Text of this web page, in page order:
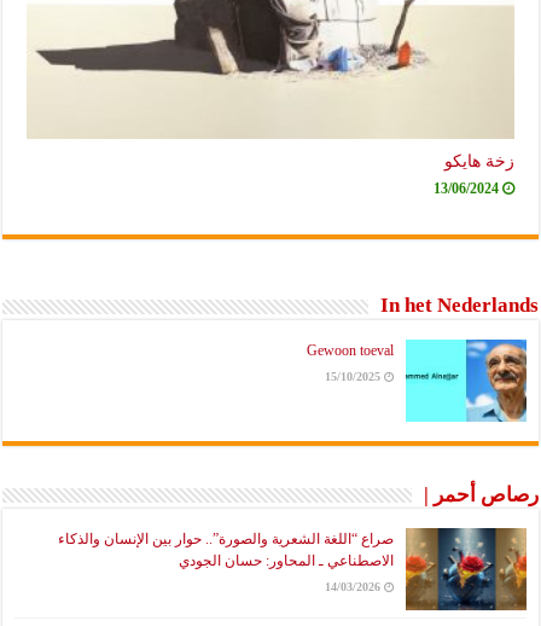
زخة هايكو
13/06/2024
In het Nederlands
Gewoon toeval
15/10/2025
رصاص أحمر |
صراع “اللغة الشعرية والصورة”.. حوار بين الإنسان والذكاء
الاصطناعي ـ المحاور: حسان الجودي
14/03/2026